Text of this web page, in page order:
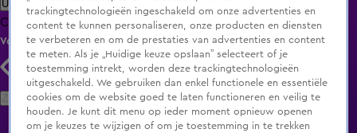
Uitzending Gemist Populaire programma's Zenders Genres
ClipsFilmsRadioSmart TV inlogShop
Volg KIJK
Zoeken
trackingtechnologieën ingeschakeld om onze advertenties en
content te kunnen personaliseren, onze producten en diensten
te verbeteren en om de prestaties van advertenties en content
te meten. Als je „Huidige keuze opslaan” selecteert of je
toestemming intrekt, worden deze trackingtechnologieën
uitgeschakeld. We gebruiken dan enkel functionele en essentiële
cookies om de website goed te laten functioneren en veilig te
houden. Je kunt dit menu op ieder moment opnieuw openen
om je keuzes te wijzigen of om je toestemming in te trekken